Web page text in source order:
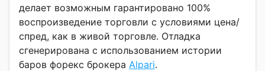
делает возможным гарантировано 100%
воспроизведение торговли с условиями цена/
спред, как в живой торговле. Отладка
сгенерирована с использованием истории
баров форекс брокера Alpari.